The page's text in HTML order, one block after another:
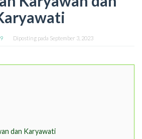
Diposting pada September 3, 2023
dan Karyawati